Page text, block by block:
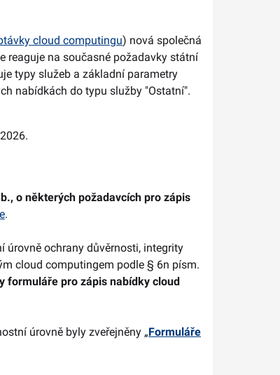
cloud computingu) nová společná
reaguje na současné požadavky státní
typy služeb a základní parametry
nabídkách do typu služby "Ostatní".
o některých požadavcích pro zápis
.
úrovně ochrany důvěrnosti, integrity
cloud computingem podle § 6n písm.
formuláře pro zápis nabídky cloud
úrovně byly zveřejněny „Formuláře